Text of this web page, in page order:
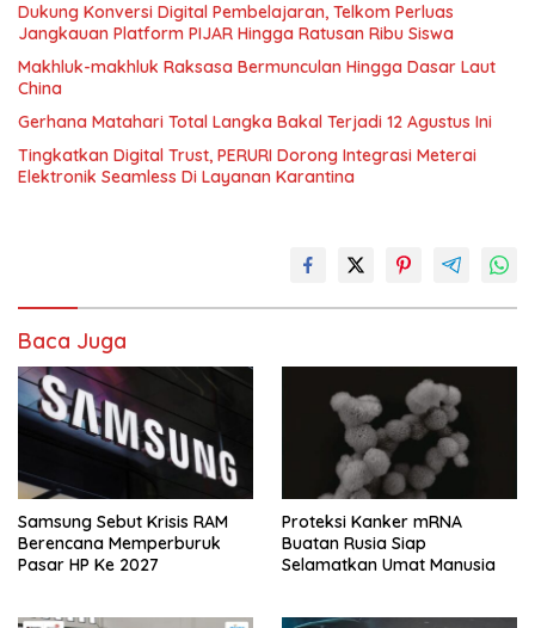
Dukung Konversi Digital Pembelajaran, Telkom Perluas
Jangkauan Platform PIJAR Hingga Ratusan Ribu Siswa
Makhluk-makhluk Raksasa Bermunculan Hingga Dasar Laut
China
Gerhana Matahari Total Langka Bakal Terjadi 12 Agustus Ini
Tingkatkan Digital Trust, PERURI Dorong Integrasi Meterai
Elektronik Seamless Di Layanan Karantina
Baca Juga
Samsung Sebut Krisis RAM
Berencana Memperburuk
Pasar HP Ke 2027
Proteksi Kanker mRNA
Buatan Rusia Siap
Selamatkan Umat Manusia